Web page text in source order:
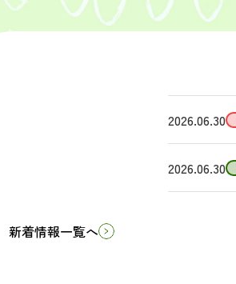
新着情報一覧へ
2026.06.30
2026.06.30